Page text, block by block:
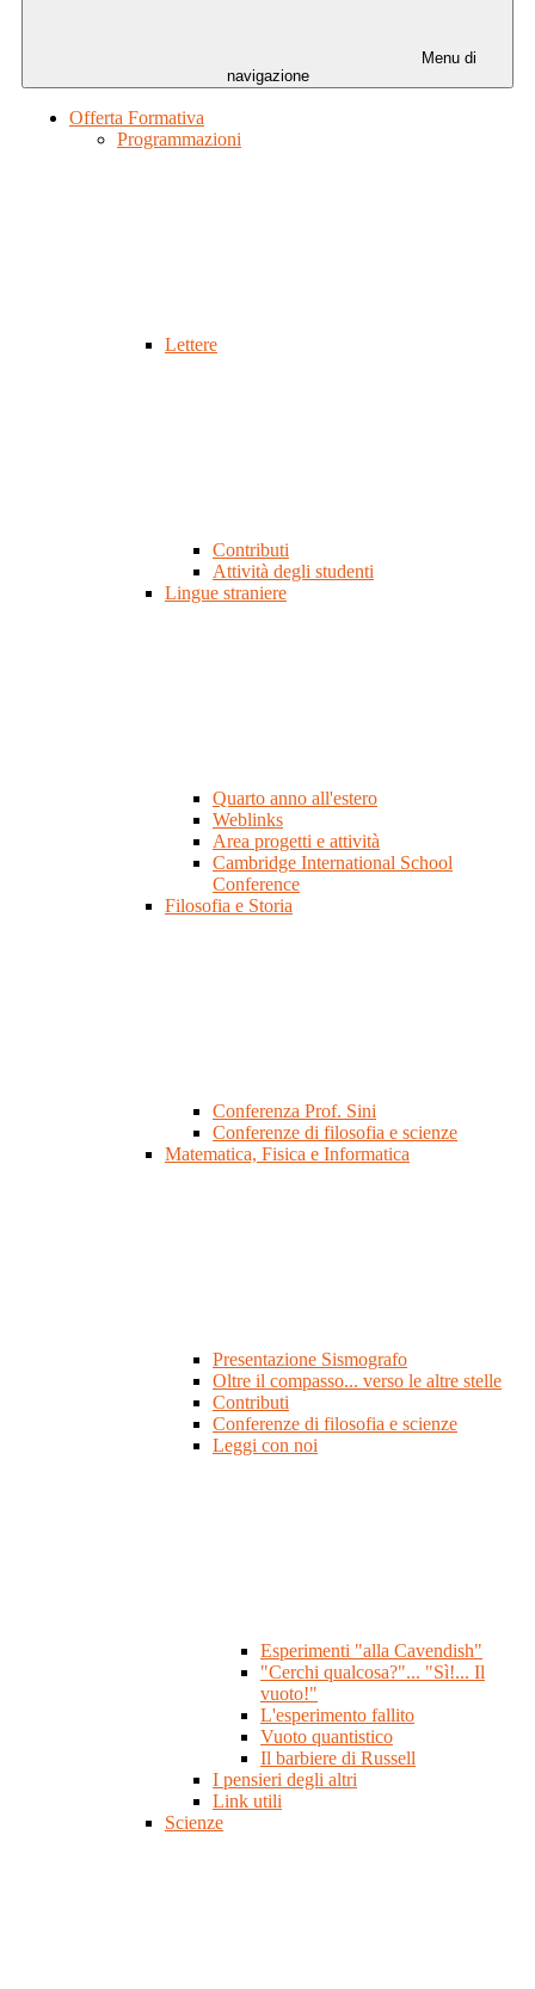
Menu di
navigazione
Offerta Formativa
Programmazioni
Lettere
Contributi
Attività degli studenti
Lingue straniere
Quarto anno all'estero
Weblinks
Area progetti e attività
Cambridge International School
Conference
Filosofia e Storia
Conferenza Prof. Sini
Conferenze di filosofia e scienze
Matematica, Fisica e Informatica
Presentazione Sismografo
Oltre il compasso... verso le altre stelle
Contributi
Conferenze di filosofia e scienze
Leggi con noi
Esperimenti "alla Cavendish"
"Cerchi qualcosa?"... "Sì!... Il
vuoto!"
L'esperimento fallito
Vuoto quantistico
Il barbiere di Russell
I pensieri degli altri
Link utili
Scienze